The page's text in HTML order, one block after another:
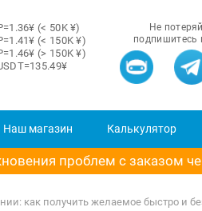
(< 50K ¥)
(< 150K ¥)
(> 150K ¥)
Не
подпишитесь
Наш магазин Калькулятор
проблем с заказом
как получить желаемое быстро и